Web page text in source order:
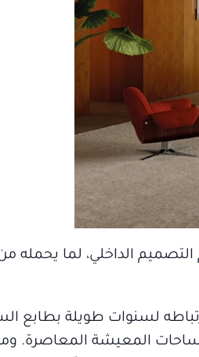
التصميم الداخلي، لما يحمله
لسنوات طويلة بطابع
مساحات المعيشة المعاصرة.